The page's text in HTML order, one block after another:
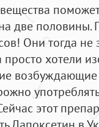
две половины.
Они тогда
хотели
возбуждающие
этот